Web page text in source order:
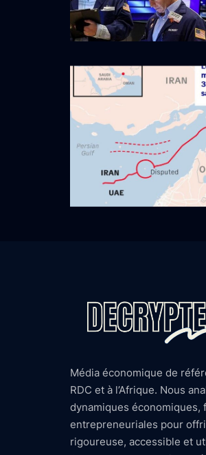
Média économique de
RDC et à l’Afrique. Nous
dynamiques économiques,
entrepreneuriales pour
rigoureuse, accessible et